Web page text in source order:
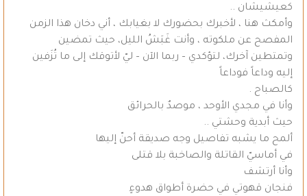
كعيشيشان ..
وأمكث هنا ، لأخبرك بحضورك لا بغيابك ، أني دخان هذا الزمن
المفصح عن ملكوته ، وأنت غَبَشُ الليل، حيث تمضين
وتمتطين آخرك، لتؤكدي – ربما الآن – ليّ لأتوقك إلى ما تُزَفين
إليه وداعاً فوداعاً
كالصباح .
وأنا في مجدي الأوحد ، موصدٌ بالحرائق
حيث أبدية وحشتي ..
ألمح ما يشبه تفاصيل وجه صديقة أحنّ إليها
في أماسيّ القاتلة والصاخبة بلا قتلى
وأنا أرتشف
فنجان قهوتي في حضرة أطواق هدوءٍ